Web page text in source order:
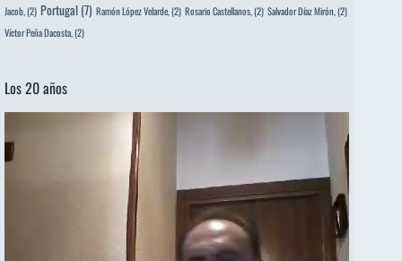
Jacob, (2) Portugal (7) Ramón López Velarde, (2) Rosario Castellanos, (2) Salvador Díaz Mirón, (2)
Víctor Peña Dacosta, (2)
Los 20 años
de
vídeo